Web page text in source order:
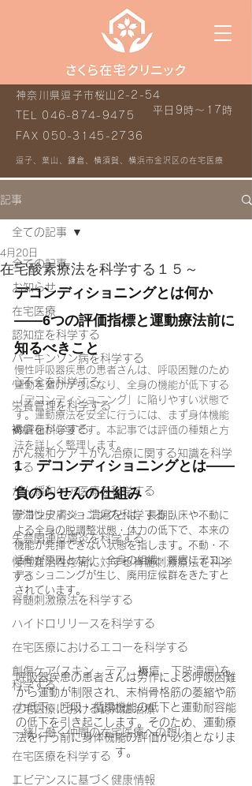
平日9時～17時
神奈川県逗子市桜山2-2-54
TEL 046-874-9475
FAX 050-3145-2736
逗子、葉山、鎌倉、横須賀、横浜市金沢区の在宅医療
記事
全ての記事
お知らせ
在宅医療
認知症を科学する
パーキンソン病を科学する
心不全を科学する
栄養管理を科学する
褥瘡を科学する
がん緩和ケア＋がん治療に関する知識を科学
する
がん緩和ケア医療を科学する
鬱滞性皮膚炎・潰瘍を科学する
失禁関連皮膚炎を科学する
慢性難治性疼痛に対する脊髄刺激療法を科学
する
脊髄刺激療法を科学する
ハイドロリリースを科学する
在宅医療におけるエコーを科学する
創傷ケア(スキン テア、褥瘡、下肢潰瘍)を
科学する
在宅医療における認知症治療
一緒に働く仲間の在宅医療への想い
在宅医療を科学する
エビデンスに基づく健康情報
全ての記事
在宅酸素療法を科学する１５～
4月20日
デコンディショニングとは何か
——6つの評価指標と運動療法前に
知るべきこと
慢性呼吸器疾患の患者さんは、呼吸困難のため
運動を避けがちになり、全身の機能が低下する
「デコンディショニング」に陥りやすい状態で
す。運動療法を安全に行うには、まず身体機能
の評価が必要です。本記事では評価の種類と方
法を詳しく整理します。
1　デコンディショニングとは——
負のらせんの仕組み
デコンディショニングとは、長期臥床や不動に
よる全身の脱調整状態・体力の低下で、本来の
機能が発揮できない状態を指します。不動・不
活動が原因となり、全身の組織・器官にデコン
ディショニングが生じ、廃用症候群をきたすと
されています。
呼吸器疾患の患者さんは労作による呼吸困難
から運動が制限され、末梢骨格筋の萎縮や筋
力低下、呼吸・循環機能の低下と運動耐容能
の低下を引き起こします。そのため、運動療
法を行う前に身体機能の評価が必須となりま
す。